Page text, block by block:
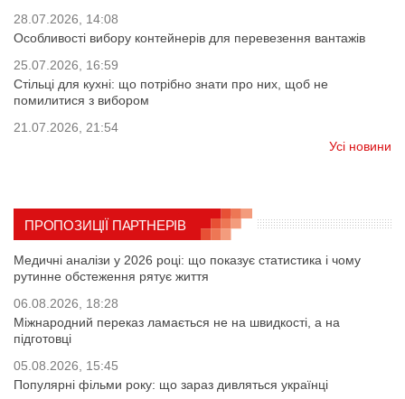
28.07.2026, 14:08
Особливості вибору контейнерів для перевезення вантажів
25.07.2026, 16:59
Стільці для кухні: що потрібно знати про них, щоб не
помилитися з вибором
21.07.2026, 21:54
Усі новини
ПРОПОЗИЦІЇ ПАРТНЕРІВ
Медичні аналізи у 2026 році: що показує статистика і чому
рутинне обстеження рятує життя
06.08.2026, 18:28
Міжнародний переказ ламається не на швидкості, а на
підготовці
05.08.2026, 15:45
Популярні фільми року: що зараз дивляться українці